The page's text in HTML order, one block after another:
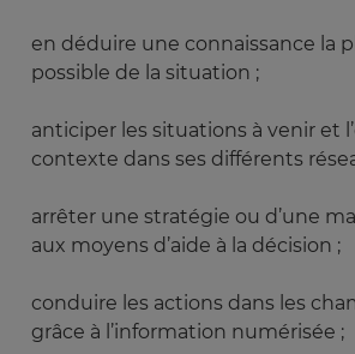
en déduire une connaissance la
possible de la situation ;
anticiper les situations à venir et
contexte dans ses différents
arrêter une stratégie ou d’une
aux moyens d’aide à la décision ;
conduire les actions dans les
grâce à l’information numérisée ;